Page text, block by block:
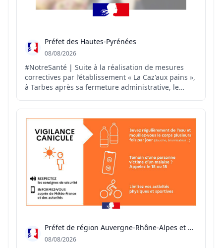
Préfet des Hautes-Pyrénées
08/08/2026
#NotreSanté | Suite à la réalisation de mesures
correctives par l’établissement « La Caz'aux pains »,
à Tarbes après sa fermeture administrative, le
réouverture de cet établissement.
Préfet de région Auvergne-Rhône-Alpes et du Rhône
08/08/2026